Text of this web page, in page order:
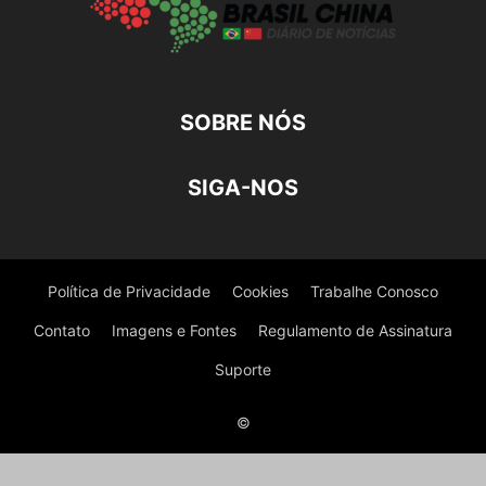
SOBRE NÓS
SIGA-NOS
Política de Privacidade Cookies Trabalhe Conosco
Contato Imagens e Fontes Regulamento de Assinatura
Suporte
©